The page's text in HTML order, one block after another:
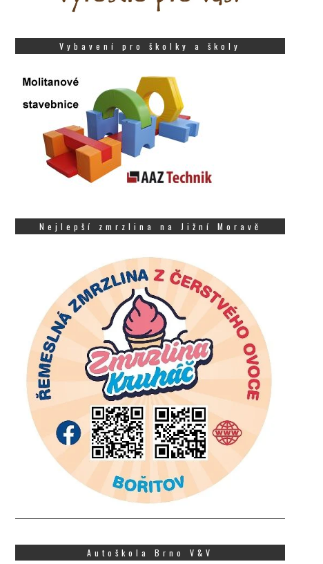
Vybavení pro školky a školy
Nejlepší zmrzlina na Jižní Moravě
Autoškola Brno V&V